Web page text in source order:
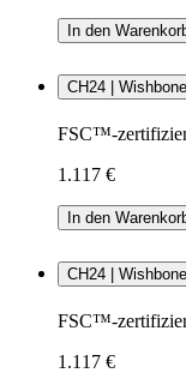
In den
CH24 |
FSC™-
1.117 €
In den
CH24 |
FSC™-
1.117 €